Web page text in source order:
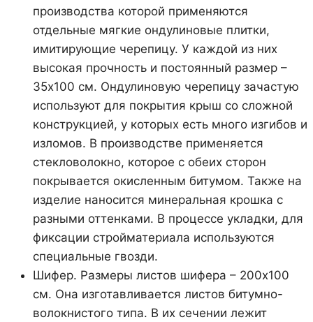
производства которой применяются
отдельные мягкие ондулиновые плитки,
имитирующие черепицу. У каждой из них
высокая прочность и постоянный размер –
35х100 см. Ондулиновую черепицу зачастую
используют для покрытия крыш со сложной
конструкцией, у которых есть много изгибов и
изломов. В производстве применяется
стекловолокно, которое с обеих сторон
покрывается окисленным битумом. Также на
изделие наносится минеральная крошка с
разными оттенками. В процессе укладки, для
фиксации стройматериала используются
специальные гвозди.
Шифер. Размеры листов шифера – 200х100
см. Она изготавливается листов битумно-
волокнистого типа. В их сечении лежит